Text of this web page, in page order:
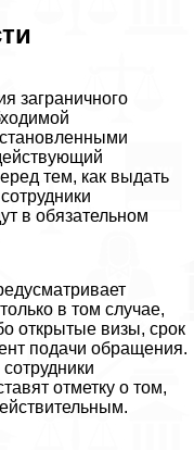
заграничного
тем, как выдать
в обязательном
в том случае,
открытые визы, срок
подачи обращения.
отметку о том,